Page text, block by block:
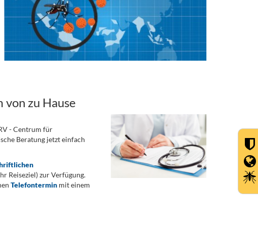
zu Hause
- Centrum für
Beratung jetzt einfach
Reiseziel) zur Verfügung.
Telefonterminmit einem